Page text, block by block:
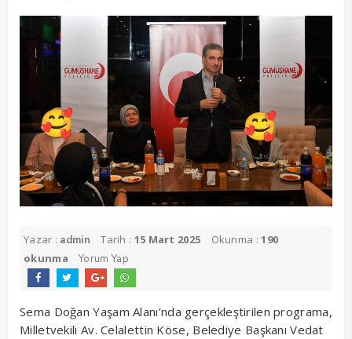
Yazar : admin Tarih : 15 Mart 2025 Okunma :190
okunma
Yorum Yap
Sema Doğan Yaşam Alanı’nda gerçekleştirilen programa,
Milletvekili Av. Celalettin Köse, Belediye Başkanı Vedat